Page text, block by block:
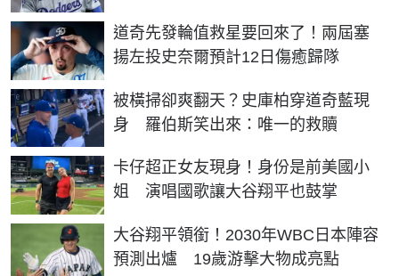
道奇先發輪值救星要回來了！兩屆塞
揚左投史奈爾預計12日傷癒歸隊
被橫掃卻爽翻天？史庫柏穿道奇藍現
身 羅伯斯笑出來：唯一的救贖
卡仔超正女友現身！身份是前美國小
姐 演唱國歌讓大谷翔平也鼓掌
大谷翔平領銜！2030年WBC日本陣容
預測出爐 19歲游擊大物成亮點